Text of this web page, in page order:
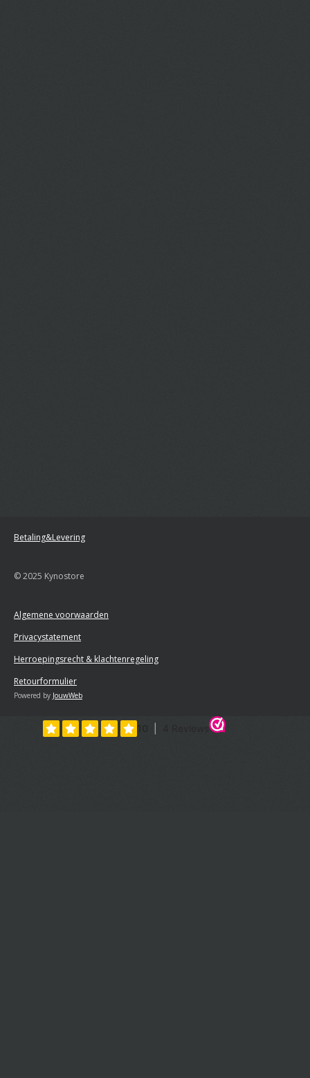
Betaling&Levering
© 2025 Kynostore
Algemene voorwaarden
Privacystatement
Herroepingsrecht & klachtenregeling
Retourformulier
Powered by JouwWeb